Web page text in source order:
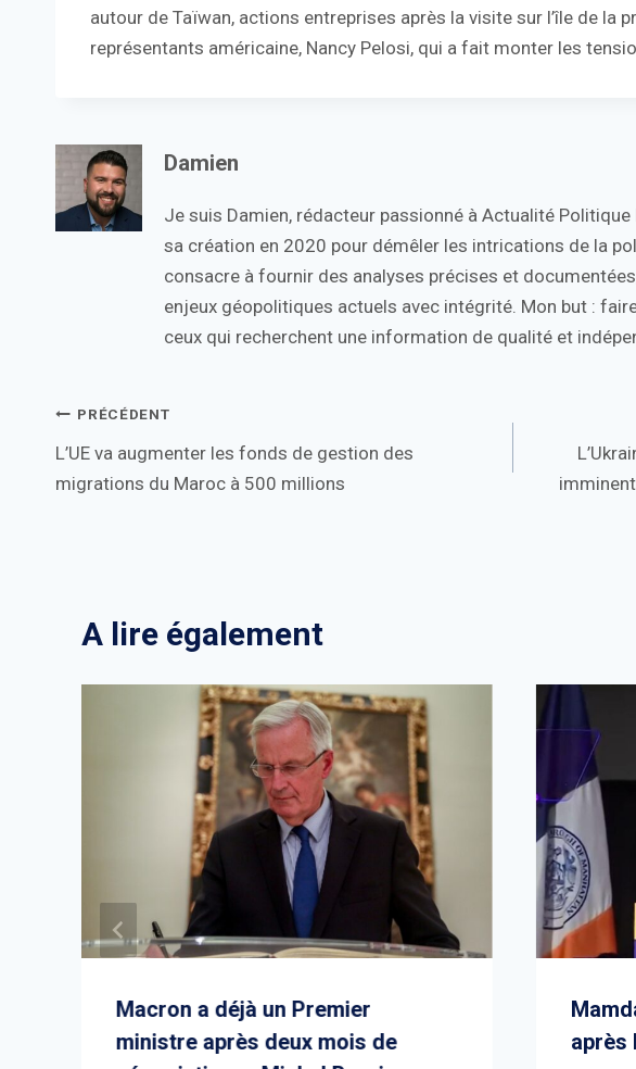
autour de Taïwan, actions entreprises après la visite sur l’île de la
représentants américaine, Nancy Pelosi, qui a fait monter les
Damien
Je suis Damien, rédacteur passionné à Actualité
sa création en 2020 pour démêler les intrications de la
consacre à fournir des analyses précises et
enjeux géopolitiques actuels avec intégrité. Mon but :
ceux qui recherchent une information de qualité et
Navigation
de
PRÉCÉDENT
L’UE va augmenter les fonds de gestion des
migrations du Maroc à 500 millions
A lire également
Macron a déjà un Premier
ministre après deux mois de
après